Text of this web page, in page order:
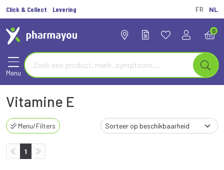
Click & Collect Levering FR NL
0
Menu
Vitamine E
Menu/Filters
1